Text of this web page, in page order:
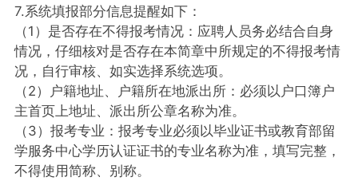
7.系统填报部分信息提醒如下：
（1）是否存在不得报考情况：应聘人员务必结合自身
情况，仔细核对是否存在本简章中所规定的不得报考情
况，自行审核、如实选择系统选项。
（2）户籍地址、户籍所在地派出所：必须以户口簿户
主首页上地址、派出所公章名称为准。
（3）报考专业：报考专业必须以毕业证书或教育部留
学服务中心学历认证证书的专业名称为准，填写完整，
不得使用简称、别称。